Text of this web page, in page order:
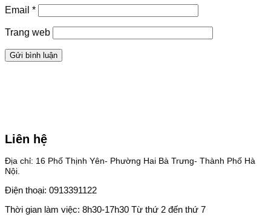
Email *
Trang web
Liên hệ
Địa chỉ: 16 Phố Thịnh Yên- Phường Hai Bà Trưng- Thành Phố Hà
Nội.
Điện thoại: 0913391122
Thời gian làm việc: 8h30-17h30 Từ thứ 2 đến thứ 7